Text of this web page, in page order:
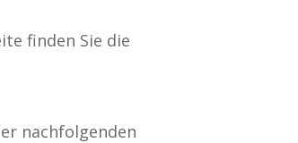
finden Sie die
nachfolgenden